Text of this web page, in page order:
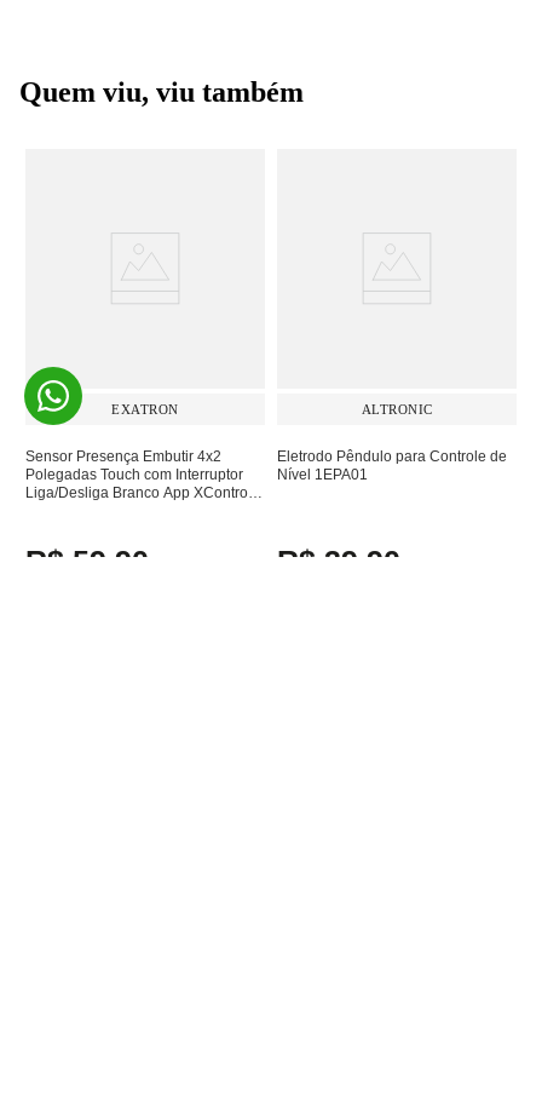
Quem viu, viu também
EXATRON
Sensor Presença Embutir 4x2
Polegadas Touch com Interruptor
Liga/Desliga Branco App XControl
R$ 59 90
ALTRONIC
Eletrodo Pêndulo para Controle de
Nível 1EPA01
R$ 39 90